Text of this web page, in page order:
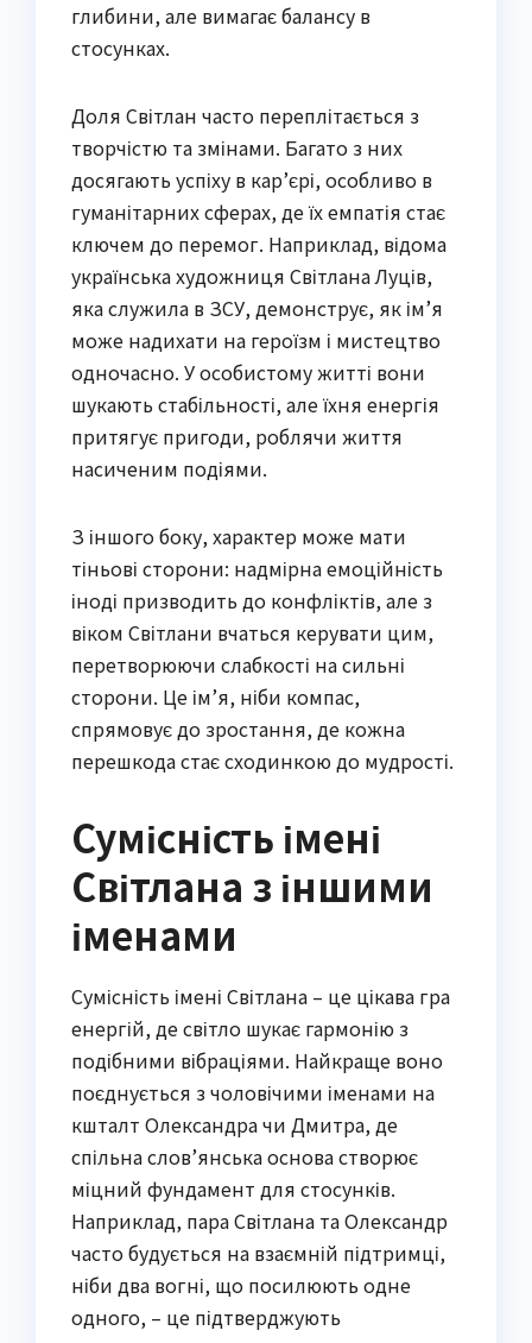
глибини, але вимагає балансу в
стосунках.
Доля Світлан часто переплітається з
творчістю та змінами. Багато з них
досягають успіху в кар’єрі, особливо в
гуманітарних сферах, де їх емпатія стає
ключем до перемог. Наприклад, відома
українська художниця Світлана Луців,
яка служила в ЗСУ, демонструє, як ім’я
може надихати на героїзм і мистецтво
одночасно. У особистому житті вони
шукають стабільності, але їхня енергія
притягує пригоди, роблячи життя
насиченим подіями.
З іншого боку, характер може мати
тіньові сторони: надмірна емоційність
іноді призводить до конфліктів, але з
віком Світлани вчаться керувати цим,
перетворюючи слабкості на сильні
сторони. Це ім’я, ніби компас,
спрямовує до зростання, де кожна
перешкода стає сходинкою до мудрості.
Сумісність імені
Світлана з іншими
іменами
Сумісність імені Світлана – це цікава гра
енергій, де світло шукає гармонію з
подібними вібраціями. Найкраще воно
поєднується з чоловічими іменами на
кшталт Олександра чи Дмитра, де
спільна слов’янська основа створює
міцний фундамент для стосунків.
Наприклад, пара Світлана та Олександр
часто будується на взаємній підтримці,
ніби два вогні, що посилюють одне
одного, – це підтверджують